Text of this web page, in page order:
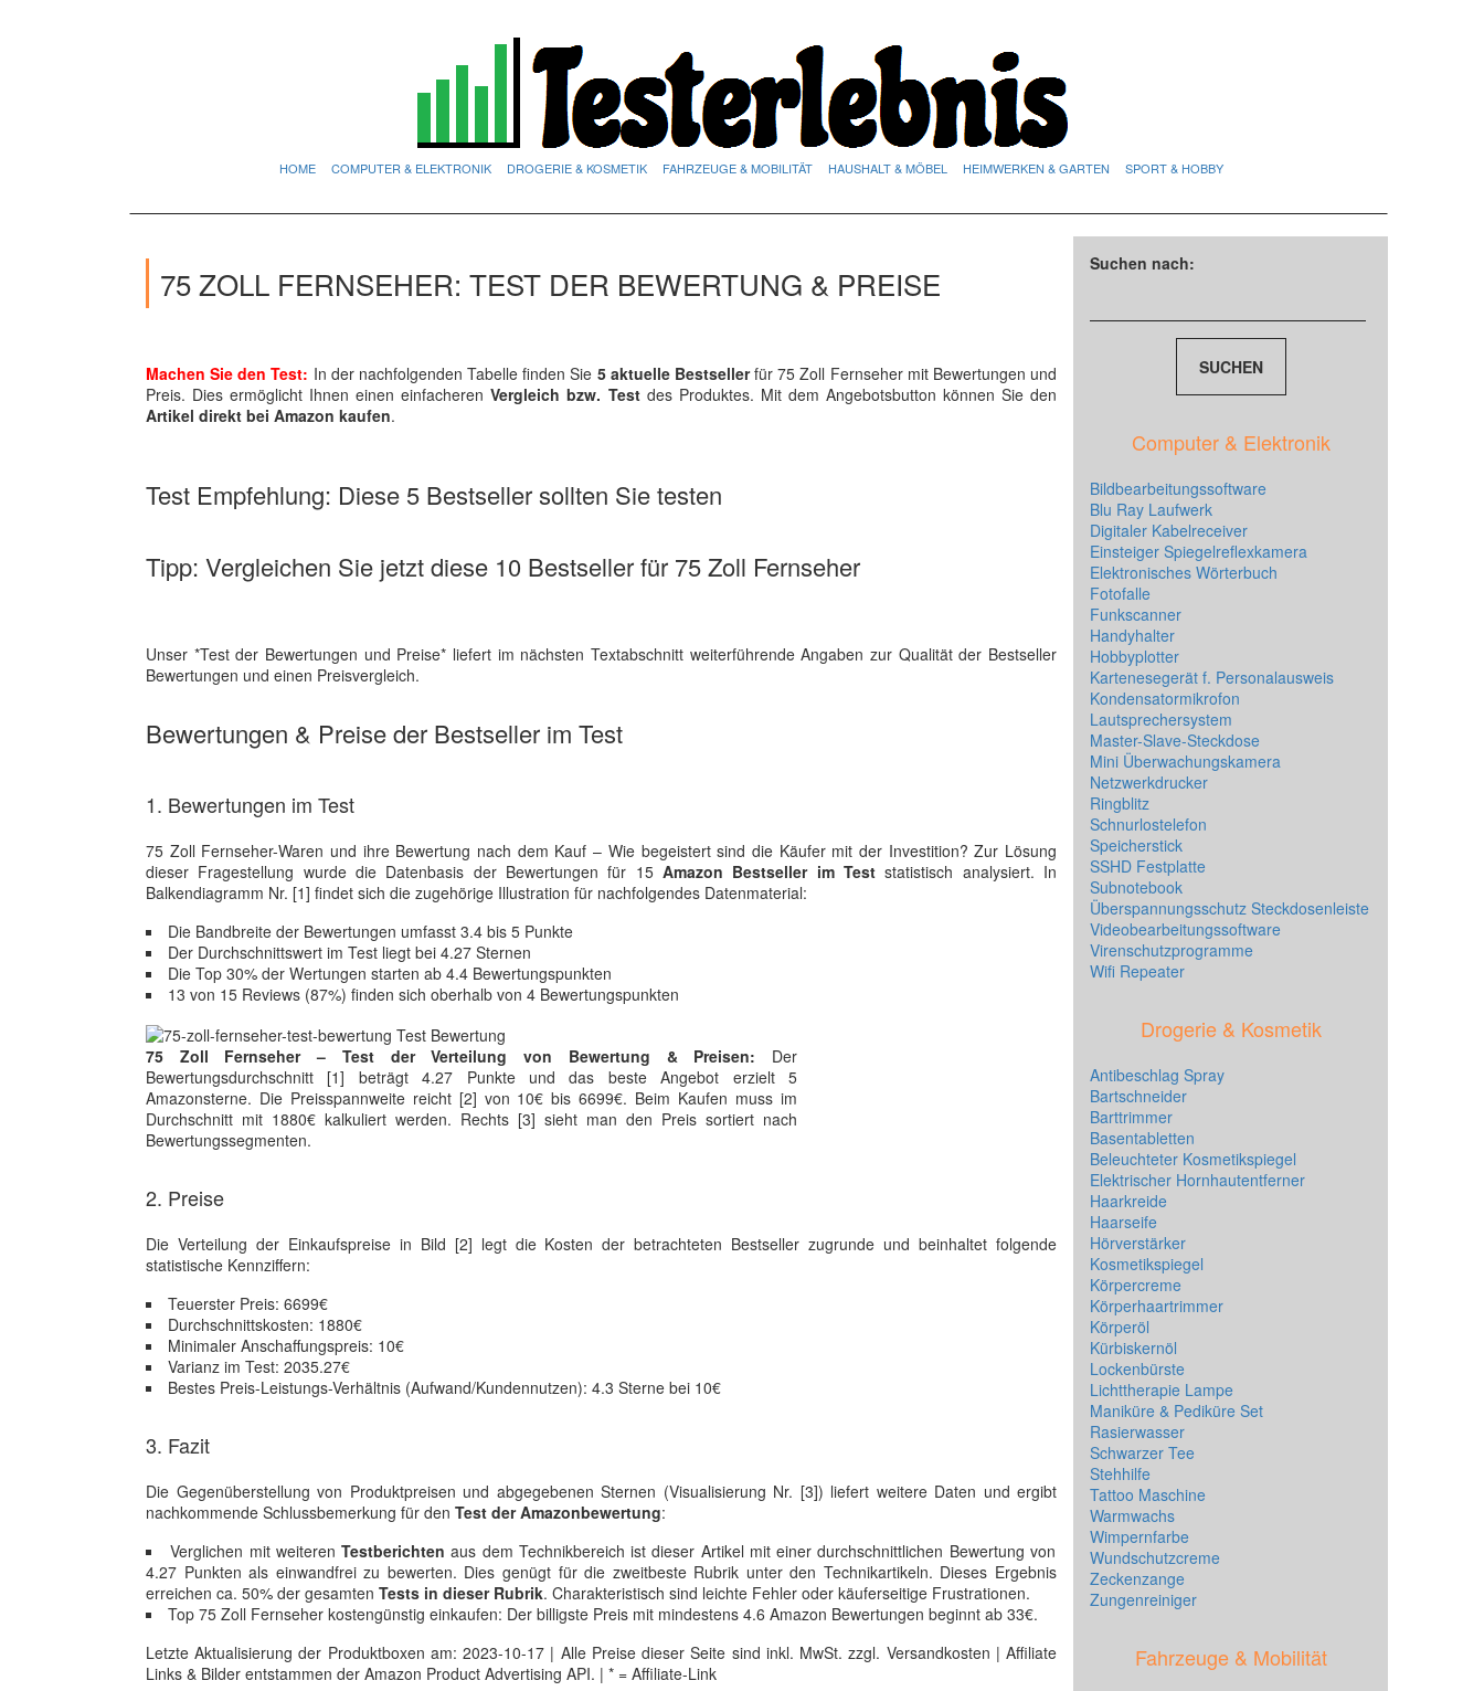
HOME COMPUTER & ELEKTRONIK DROGERIE & KOSMETIK FAHRZEUGE & MOBILITÄT HAUSHALT & MÖBEL HEIMWERKEN & GARTEN SPORT & HOBBY
75 ZOLL FERNSEHER: TEST DER BEWERTUNG & PREISE
Machen Sie den Test: In der nachfolgenden Tabelle finden Sie 5 aktuelle Bestsellerfür 75 Zoll Fernseher mit Bewertungen und
Preis. Dies ermöglicht Ihnen einen einfacherenVergleich bzw. Testdes Produktes. Mit dem Angebotsbutton können Sie den
Artikel direkt bei Amazon kaufen.
Test Empfehlung: Diese 5 Bestseller sollten Sie testen
Tipp: Vergleichen Sie jetzt diese 10 Bestseller für 75 Zoll Fernseher
Unser *Test der Bewertungen und Preise* liefert im nächsten Textabschnitt weiterführende Angaben zur Qualität der Bestseller
Bewertungen und einen Preisvergleich.
Bewertungen & Preise der Bestseller im Test
1. Bewertungen im Test
75 Zoll Fernseher-Waren und ihre Bewertung nach dem Kauf – Wie begeistert sind die Käufer mit der Investition? Zur Lösung
dieser Fragestellung wurde die Datenbasis der Bewertungen für 15 Amazon Bestseller im Test statistisch analysiert. In
Balkendiagramm Nr. [1] findet sich die zugehörige Illustration für nachfolgendes Datenmaterial:
Die Bandbreite der Bewertungen umfasst 3.4 bis 5 Punkte
Der Durchschnittswert im Test liegt bei 4.27 Sternen
Die Top 30% der Wertungen starten ab 4.4 Bewertungspunkten
13 von 15 Reviews (87%) finden sich oberhalb von 4 Bewertungspunkten
75 Zoll Fernseher – Test der Verteilung von Bewertung & Preisen: Der
Bewertungsdurchschnitt [1] beträgt 4.27 Punkte und das beste Angebot erzielt 5
Amazonsterne. Die Preisspannweite reicht [2] von 10€ bis 6699€. Beim Kaufen muss im
Durchschnitt mit 1880€ kalkuliert werden. Rechts [3] sieht man den Preis sortiert nach
Bewertungssegmenten.
2. Preise
Die Verteilung der Einkaufspreise in Bild [2] legt die Kosten der betrachteten Bestseller zugrunde und beinhaltet folgende
statistische Kennziffern:
Teuerster Preis: 6699€
Durchschnittskosten: 1880€
Minimaler Anschaffungspreis: 10€
Varianz im Test: 2035.27€
Bestes Preis-Leistungs-Verhältnis (Aufwand/Kundennutzen): 4.3 Sterne bei 10€
3. Fazit
Die Gegenüberstellung von Produktpreisen und abgegebenen Sternen (Visualisierung Nr. [3]) liefert weitere Daten und ergibt
nachkommende Schlussbemerkung für den Test der Amazonbewertung:
Verglichen mit weiterenTestberichten aus dem Technikbereich ist dieser Artikel mit einer durchschnittlichen Bewertung von
4.27 Punkten als einwandfrei zu bewerten. Dies genügt für die zweitbeste Rubrik unter den Technikartikeln. Dieses Ergebnis
erreichen ca. 50% der gesamten Tests in dieser Rubrik. Charakteristisch sind leichte Fehler oder käuferseitige Frustrationen.
Top 75 Zoll Fernseher kostengünstig einkaufen: Der billigste Preis mit mindestens 4.6 Amazon Bewertungen beginnt ab 33€.
Letzte Aktualisierung der Produktboxen am: 2023-10-17 | Alle Preise dieser Seite sind inkl. MwSt. zzgl. Versandkosten | Affiliate
Links & Bilder entstammen der Amazon Product Advertising API. | * = Affiliate-Link
Suchen nach:
Computer & Elektronik
Bildbearbeitungssoftware
Blu Ray Laufwerk
Digitaler Kabelreceiver
Einsteiger Spiegelreflexkamera
Elektronisches Wörterbuch
Fotofalle
Funkscanner
Handyhalter
Hobbyplotter
Kartenesegerät f. Personalausweis
Kondensatormikrofon
Lautsprechersystem
Master-Slave-Steckdose
Mini Überwachungskamera
Netzwerkdrucker
Ringblitz
Schnurlostelefon
Speicherstick
SSHD Festplatte
Subnotebook
Überspannungsschutz Steckdosenleiste
Videobearbeitungssoftware
Virenschutzprogramme
Wifi Repeater
Drogerie & Kosmetik
Antibeschlag Spray
Bartschneider
Barttrimmer
Basentabletten
Beleuchteter Kosmetikspiegel
Elektrischer Hornhautentferner
Haarkreide
Haarseife
Hörverstärker
Kosmetikspiegel
Körpercreme
Körperhaartrimmer
Körperöl
Kürbiskernöl
Lockenbürste
Lichttherapie Lampe
Maniküre & Pediküre Set
Rasierwasser
Schwarzer Tee
Stehhilfe
Tattoo Maschine
Warmwachs
Wimpernfarbe
Wundschutzcreme
Zeckenzange
Zungenreiniger
Fahrzeuge & Mobilität